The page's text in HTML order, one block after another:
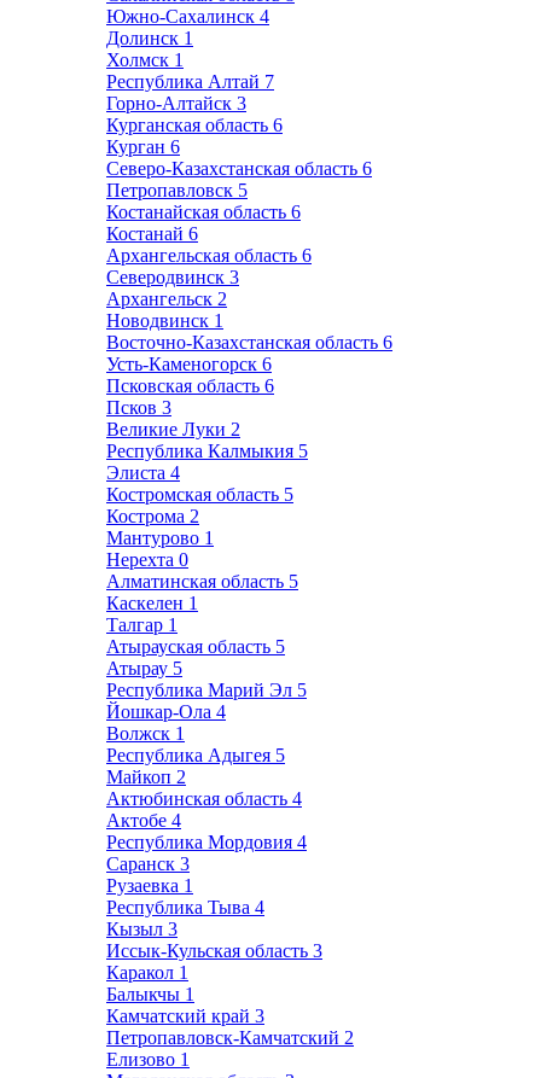
Южно-Сахалинск 4
Долинск 1
Холмск 1
Республика Алтай 7
Горно-Алтайск 3
Курганская область 6
Курган 6
Северо-Казахстанская область 6
Петропавловск 5
Костанайская область 6
Костанай 6
Архангельская область 6
Северодвинск 3
Архангельск 2
Новодвинск 1
Восточно-Казахстанская область 6
Усть-Каменогорск 6
Псковская область 6
Псков 3
Великие Луки 2
Республика Калмыкия 5
Элиста 4
Костромская область 5
Кострома 2
Мантурово 1
Нерехта 0
Алматинская область 5
Каскелен 1
Талгар 1
Атырауская область 5
Атырау 5
Республика Марий Эл 5
Йошкар-Ола 4
Волжск 1
Республика Адыгея 5
Майкоп 2
Актюбинская область 4
Актобе 4
Республика Мордовия 4
Саранск 3
Рузаевка 1
Республика Тыва 4
Кызыл 3
Иссык-Кульская область 3
Каракол 1
Балыкчы 1
Камчатский край 3
Петропавловск-Камчатский 2
Елизово 1